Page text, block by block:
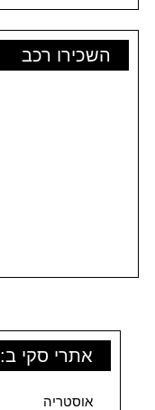
השכירו רכב
אתרי סקי ב:
אוסטריה